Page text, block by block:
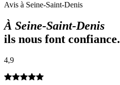
Avis à Seine-Saint-Denis
À Seine-Saint-Denis
ils nous font confiance.
4,9